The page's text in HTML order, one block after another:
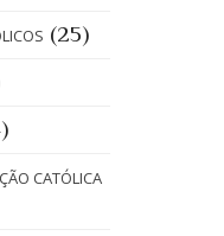
(25)
CATÓLICA